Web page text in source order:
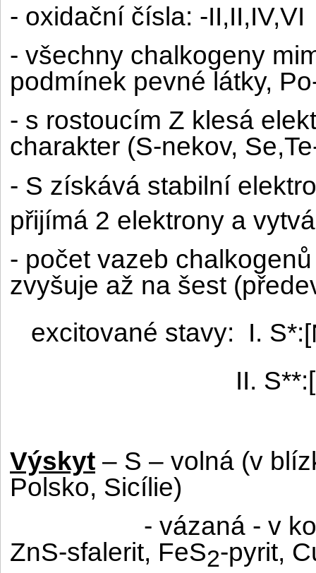
- oxidační čísla: -II,II,IV,VI
- všechny chalkogeny
podmínek pevné látky,
- s rostoucím Z klesá
charakter (S-nekov,
- S získává stabilní
přijímá 2 elektrony a
- počet vazeb
zvyšuje až na šest
excitované stavy:
I. S*:
II.
Výskyt – S – volná (v
Polsko, Sicílie)
- vázaná - v
ZnS-sfalerit, FeS2-pyrit,